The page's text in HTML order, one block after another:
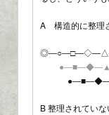
A 構造的に整理
B 整理されてい